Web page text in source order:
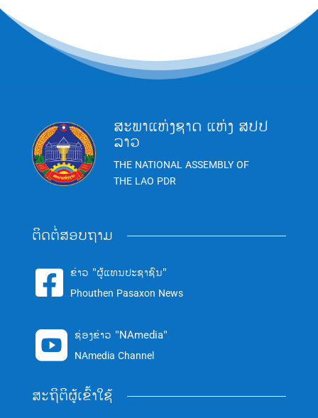
ສະພາແຫ່ງຊາດ ແຫ່ງ ສປປ
ລາວ
THE NATIONAL ASSEMBLY OF
THE LAO PDR
ຕິດຕໍ່ສອບຖາມ
 ຂ່າວ "ຜູ້ແທນປະຊາຊົນ"
Phouthen Pasaxon News
 ຊ່ອງຂ່າວ "NAmedia"
NAmedia Channel
ສະຖິຕິຜູ້ເຂົ້າໃຊ້